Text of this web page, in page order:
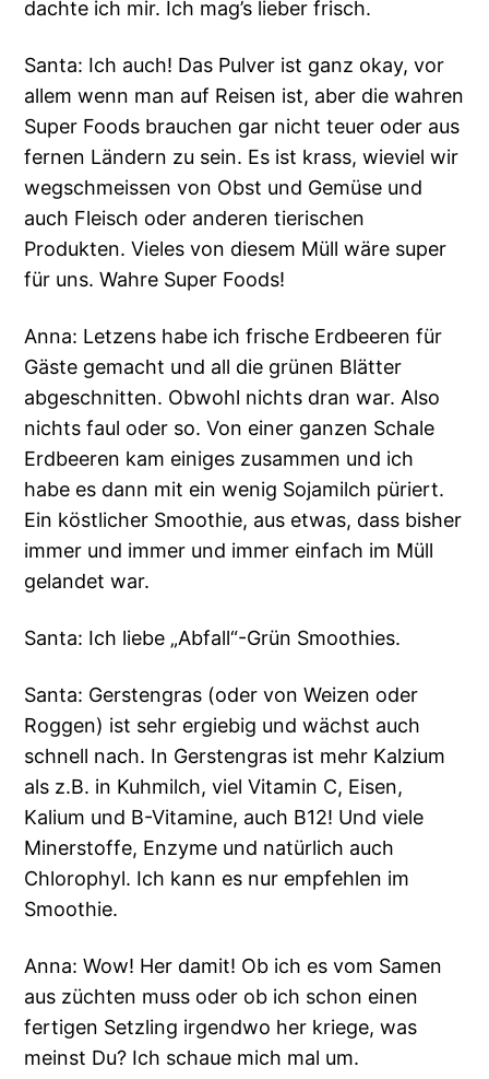
dachte ich mir. Ich mag’s lieber frisch.
Santa: Ich auch! Das Pulver ist ganz okay, vor
allem wenn man auf Reisen ist, aber die wahren
Super Foods brauchen gar nicht teuer oder aus
fernen Ländern zu sein. Es ist krass, wieviel wir
wegschmeissen von Obst und Gemüse und
auch Fleisch oder anderen tierischen
Produkten. Vieles von diesem Müll wäre super
für uns. Wahre Super Foods!
Anna: Letzens habe ich frische Erdbeeren für
Gäste gemacht und all die grünen Blätter
abgeschnitten. Obwohl nichts dran war. Also
nichts faul oder so. Von einer ganzen Schale
Erdbeeren kam einiges zusammen und ich
habe es dann mit ein wenig Sojamilch püriert.
Ein köstlicher Smoothie, aus etwas, dass bisher
immer und immer und immer einfach im Müll
gelandet war.
Santa: Ich liebe „Abfall“-Grün Smoothies.
Santa: Gerstengras (oder von Weizen oder
Roggen) ist sehr ergiebig und wächst auch
schnell nach. In Gerstengras ist mehr Kalzium
als z.B. in Kuhmilch, viel Vitamin C, Eisen,
Kalium und B-Vitamine, auch B12! Und viele
Minerstoffe, Enzyme und natürlich auch
Chlorophyl. Ich kann es nur empfehlen im
Smoothie.
Anna: Wow! Her damit! Ob ich es vom Samen
aus züchten muss oder ob ich schon einen
fertigen Setzling irgendwo her kriege, was
meinst Du? Ich schaue mich mal um.